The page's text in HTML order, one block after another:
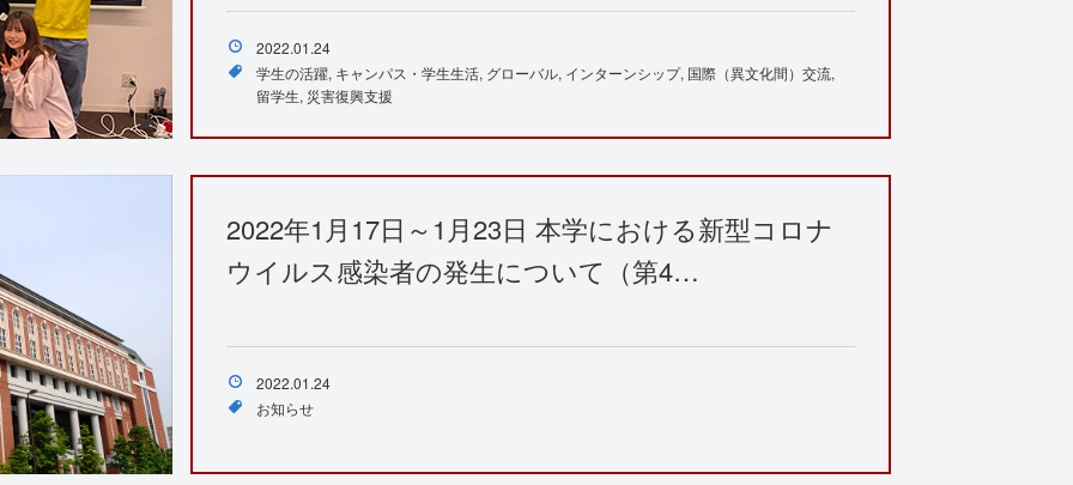
2022.01.24
学生の活躍 キャンパス・学生生活 グローバル インターンシップ 国際（異文化間）交流
留学生 災害復興支援
2022年1月17日～1月23日 本学における新型コロナ
ウイルス感染者の発生について（第4…
2022.01.24
お知らせ